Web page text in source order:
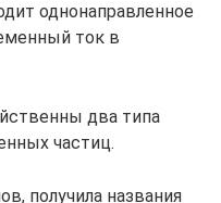
однонаправленное
ток в
два типа
частиц.
получила названия